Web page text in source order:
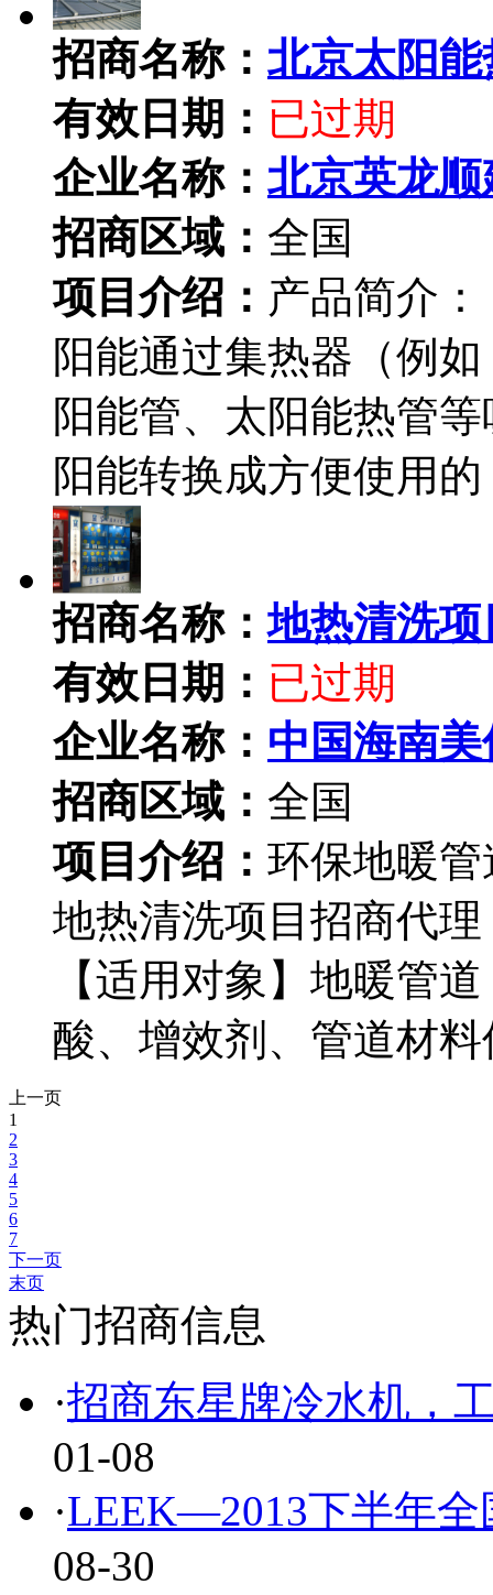
招商名称： 北京太阳
有效日期： 已过期
企业名称： 北京英龙
招商区域： 全国
项目介绍： 产品简介
阳能通过集热器（例
阳能管、太阳能热管
阳能转换成方便使用
招商名称：地热清洗
有效日期： 已过期
企业名称： 中国海南
招商区域： 全国
项目介绍： 环保地暖
地热清洗项目招商代
【适用对象】地暖管
酸、增效剂、管道材
上一页
1
2
3
4
5
6
7
下一页
末页
热门招商信息
·招商东星牌冷水机，
01-08
·LEEK—2013下半年全
08-30